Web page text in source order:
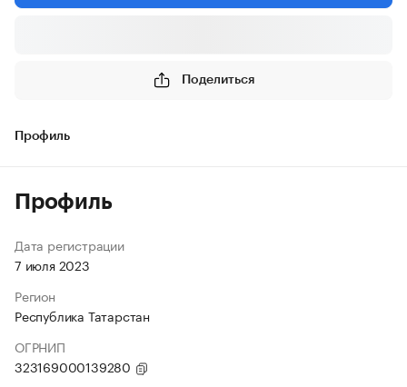
Поделиться
Профиль
Профиль
Дата регистрации
7 июля 2023
Регион
Республика Татарстан
ОГРНИП
323169000139280